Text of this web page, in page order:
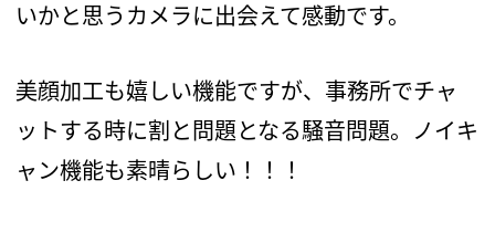
いかと思うカメラに出会えて感動です。
美顔加工も嬉しい機能ですが、事務所でチャ
ットする時に割と問題となる騒音問題。ノイキ
ャン機能も素晴らしい！！！